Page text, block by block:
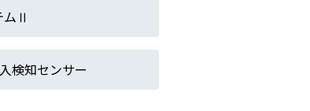
ムⅡ
検知センサー